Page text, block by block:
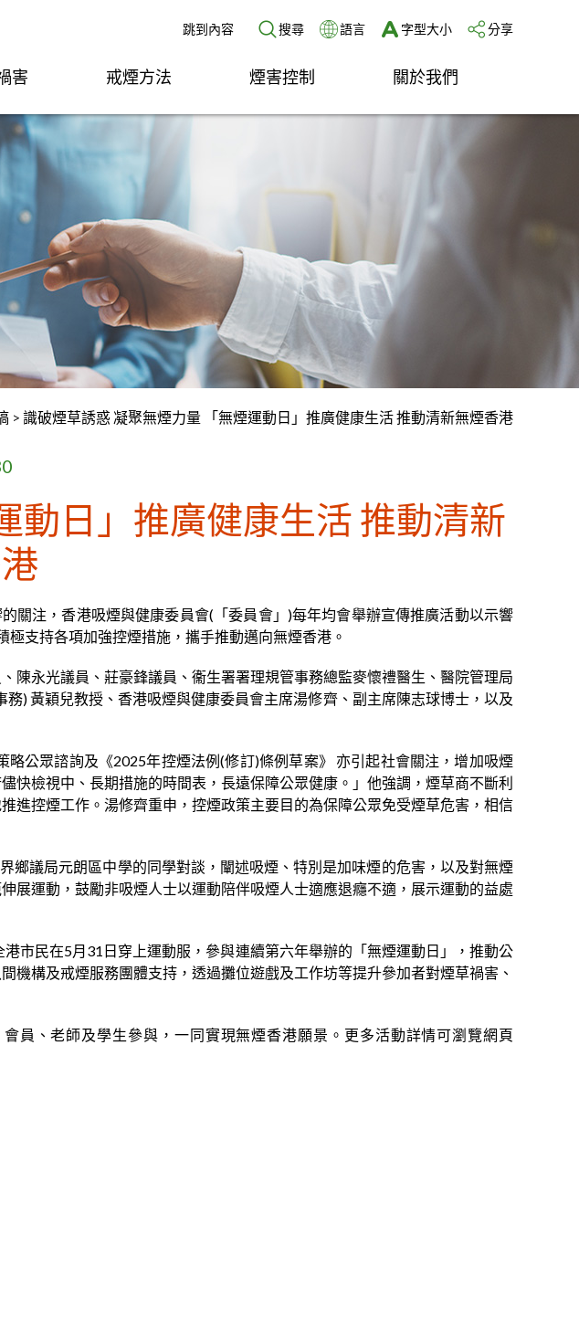
跳到內容 搜尋 語言 字型大小 分享
害 戒煙方法 煙害控制 關於我們
> 識破煙草誘惑 凝聚無煙力量 「無煙運動日」推廣健康生活 推動清新無煙香港
動日」推廣健康生活 推動清新
關注，香港吸煙與健康委員會(「委員會」)每年均會舉辦宣傳推廣活動以示響
支持各項加強控煙措施，攜手推動邁向無煙香港。
陳永光議員、莊豪鋒議員、衞生署署理規管事務總監麥懷禮醫生、醫院管理局
) 黃穎兒教授、香港吸煙與健康委員會主席湯修齊、副主席陳志球博士，以及
公眾諮詢及《2025年控煙法例(修訂)條例草案》 亦引起社會關注，增加吸煙
快檢視中、長期措施的時間表，長遠保障公眾健康。」他強調，煙草商不斷利
進控煙工作。湯修齊重申，控煙政策主要目的為保障公眾免受煙草危害，相信
鄉議局元朗區中學的同學對談，闡述吸煙、特別是加味煙的危害，以及對無煙
展運動，鼓勵非吸煙人士以運動陪伴吸煙人士適應退癮不適，展示運動的益處
市民在5月31日穿上運動服，參與連續第六年舉辦的「無煙運動日」，推動公
構及戒煙服務團體支持，透過攤位遊戲及工作坊等提升參加者對煙草禍害、
員、老師及學生參與，一同實現無煙香港願景。更多活動詳情可瀏覽網頁